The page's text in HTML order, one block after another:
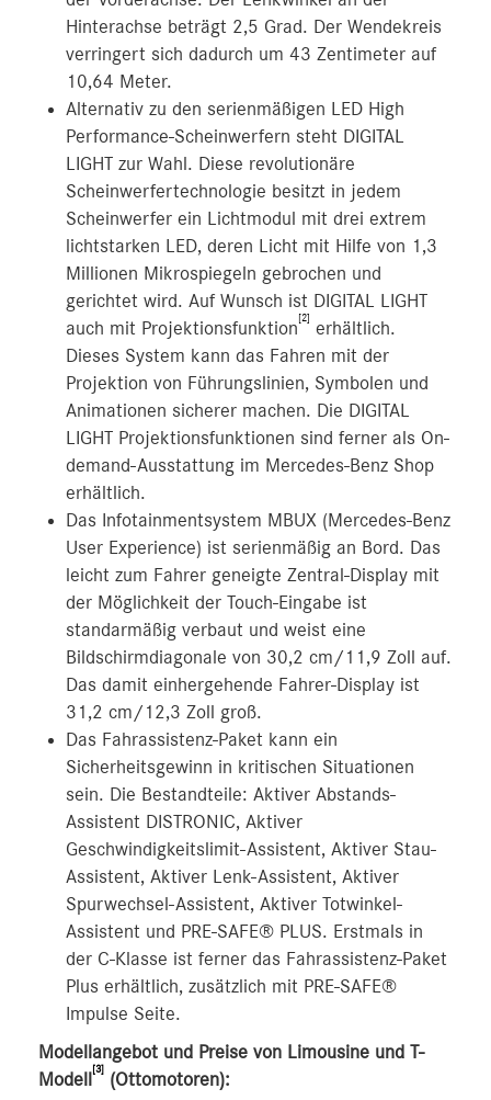
Hinterachse beträgt 2,5 Grad. Der Wendekreis
verringert sich dadurch um 43 Zentimeter auf
10,64 Meter.
Alternativ zu den serienmäßigen LED High
Performance-Scheinwerfern steht DIGITAL
LIGHT zur Wahl. Diese revolutionäre
Scheinwerfertechnologie besitzt in jedem
Scheinwerfer ein Lichtmodul mit drei extrem
lichtstarken LED, deren Licht mit Hilfe von 1,3
Millionen Mikrospiegeln gebrochen und
gerichtet wird. Auf Wunsch ist DIGITAL LIGHT
auch mit Projektionsfunktion
[2]
erhältlich.
Dieses System kann das Fahren mit der
Projektion von Führungslinien, Symbolen und
Animationen sicherer machen. Die DIGITAL
LIGHT Projektionsfunktionen sind ferner als On-
demand-Ausstattung im Mercedes-Benz Shop
erhältlich.
Das Infotainmentsystem MBUX (Mercedes-Benz
User Experience) ist serienmäßig an Bord. Das
leicht zum Fahrer geneigte Zentral-Display mit
der Möglichkeit der Touch-Eingabe ist
standarmäßig verbaut und weist eine
Bildschirmdiagonale von 30,2 cm/11,9 Zoll auf.
Das damit einhergehende Fahrer-Display ist
31,2 cm/12,3 Zoll groß.
Das Fahrassistenz-Paket kann ein
Sicherheitsgewinn in kritischen Situationen
sein. Die Bestandteile: Aktiver Abstands-
Assistent DISTRONIC, Aktiver
Geschwindigkeitslimit-Assistent, Aktiver Stau-
Assistent, Aktiver Lenk-Assistent, Aktiver
Spurwechsel-Assistent, Aktiver Totwinkel-
Assistent und PRE-SAFE® PLUS. Erstmals in
der C-Klasse ist ferner das Fahrassistenz-Paket
Plus erhältlich, zusätzlich mit PRE-SAFE®
Impulse Seite.
Modellangebot und Preise von Limousine und T-
Modell
[3]
(Ottomotoren):